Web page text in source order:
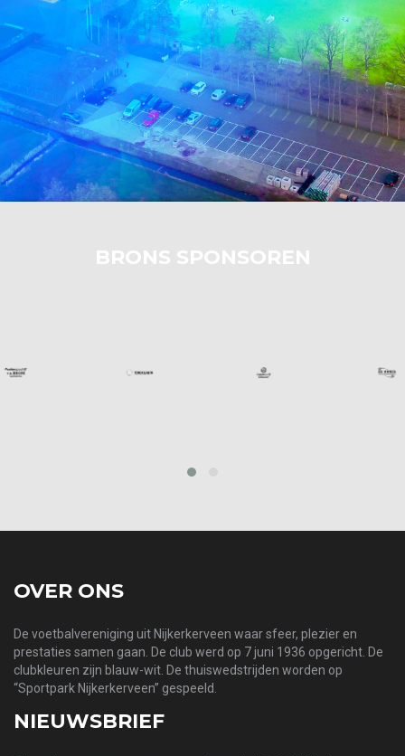
BRONS SPONSOREN
prev
OVER ONS
De voetbalvereniging uit Nijkerkerveen waar sfeer, plezier en
prestaties samen gaan. De club werd op 7 juni 1936 opgericht. De
clubkleuren zijn blauw-wit. De thuiswedstrijden worden op
“Sportpark Nijkerkerveen” gespeeld.
NIEUWSBRIEF